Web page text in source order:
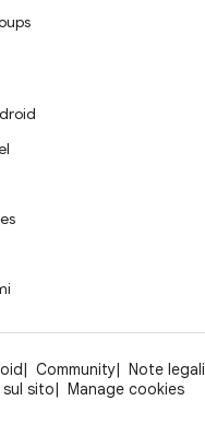
Community Note legali
sito Manage cookies